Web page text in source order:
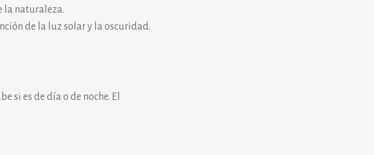
la naturaleza.
de la luz solar y la oscuridad.
si es de día o de noche. El